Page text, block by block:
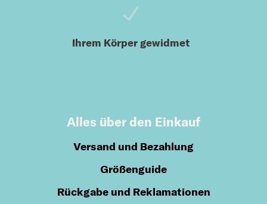
Ihrem Körper gewidmet
Alles über den Einkauf
Versand und Bezahlung
Größenguide
Rückgabe und Reklamationen